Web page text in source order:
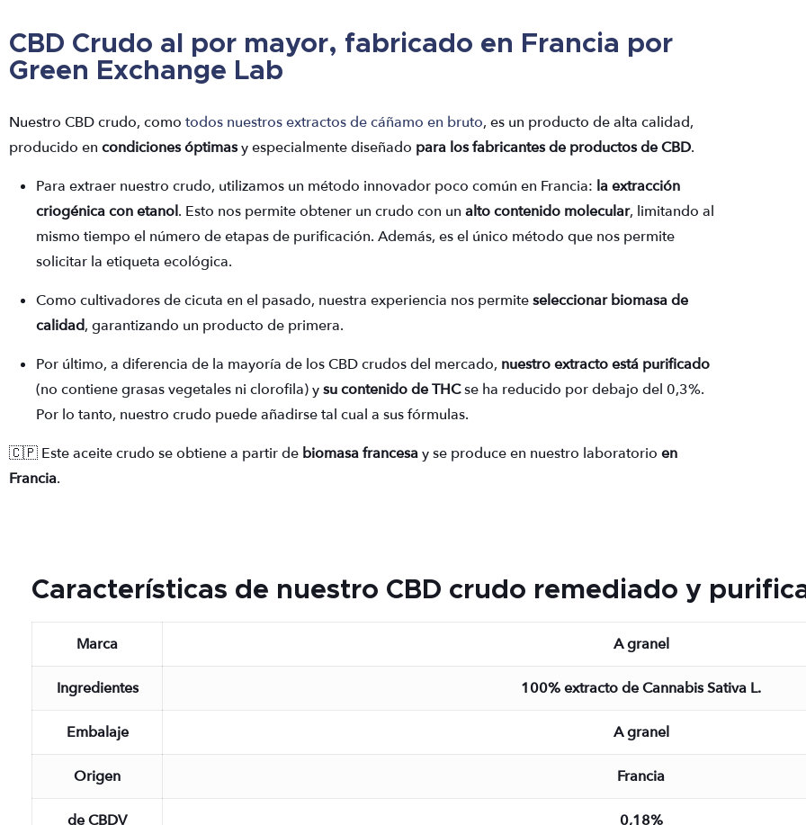
CBD Crudo al por mayor, fabricado en Francia por
Green Exchange Lab
Nuestro CBD crudo, como todos nuestros extractos de cáñamo en bruto, es un producto de alta calidad,
producido en condiciones óptimasy especialmente diseñado para los fabricantes de productos de CBD.
Para extraer nuestro crudo, utilizamos un método innovador poco común en Francia: la extracción
criogénica con etanol. Esto nos permite obtener un crudo con un alto contenido molecular, limitando al
mismo tiempo el número de etapas de purificación. Además, es el único método que nos permite
solicitar la etiqueta ecológica.
Como cultivadores de cicuta en el pasado, nuestra experiencia nos permiteseleccionar biomasa de
calidad, garantizando un producto de primera.
Por último, a diferencia de la mayoría de los CBD crudos del mercado, nuestro extracto está purificado
(no contiene grasas vegetales ni clorofila) ysu contenido de THCse ha reducido por debajo del 0,3%.
Por lo tanto, nuestro crudo puede añadirse tal cual a sus fórmulas.
🇨🇵 Este aceite crudo se obtiene a partir de biomasa francesay se produce en nuestro laboratorio en
Francia.
Características de nuestro CBD crudo remediado y
Marca A granel
Ingredientes 100% extracto de Cannabis Sativa L.
Embalaje A granel
Origen Francia
de CBDV 0,18%